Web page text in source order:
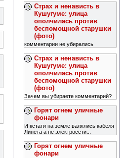
Страх и ненависть в
Кушугуме: улица
ополчилась против
беспомощной старушки
(фото)
комментарии не убирались
Страх и ненависть в
Кушугуме: улица
ополчилась против
беспомощной старушки
(фото)
Зачем вы убираете комментарий?
Горят огнем уличные
фонари
И кстати на земле валялись кабеля
Линета а не электросети...
Горят огнем уличные
фонари